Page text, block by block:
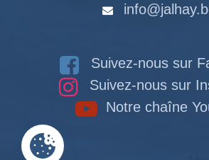
Suivez-nous sur
Suivez-nous sur
Notre chaîne